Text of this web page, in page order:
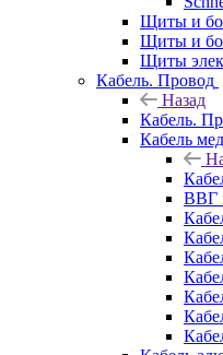
Щиты и
Щиты и
Щиты
Кабель. Провод
Назад
Кабель.
Кабель
ВВГ